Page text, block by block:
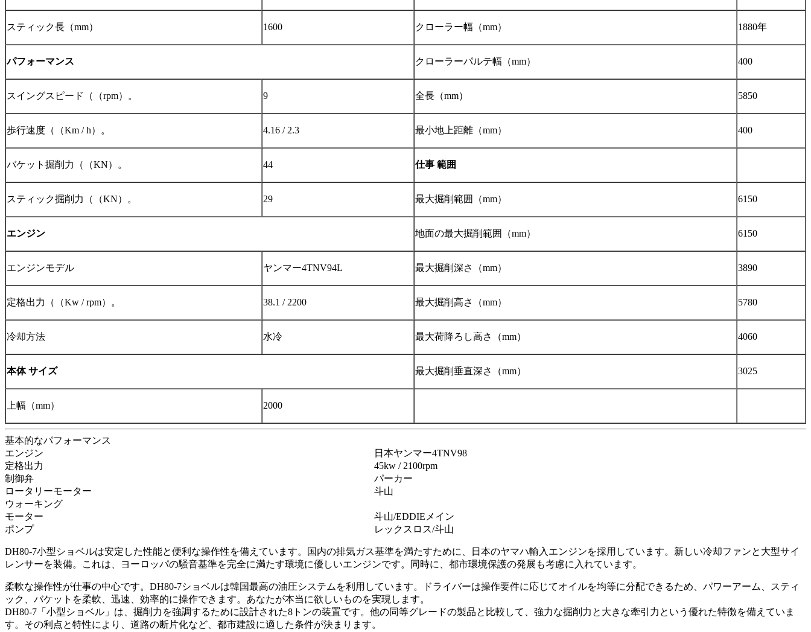
スティック長（mm） 1600 クローラー幅（mm） 1880年
パフォーマンス クローラーパルテ幅（mm） 400
スイングスピード （（rpm）。 9 全長（mm） 5850
歩行速度 （（Km / h）。 4.16 / 2.3 最小地上距離（mm） 400
バケット掘削力 （（KN）。 44 仕事 範囲
スティック掘削力 （（KN）。 29 最大掘削範囲（mm） 6150
エンジン 地面の最大掘削範囲（mm） 6150
エンジンモデル ヤンマー4TNV94L 最大掘削深さ（mm） 3890
定格出力 （（Kw / rpm）。 38.1 / 2200 最大掘削高さ（mm） 5780
冷却方法 水冷 最大荷降ろし高さ（mm） 4060
本体 サイズ 最大掘削垂直深さ（mm） 3025
上幅（mm） 2000
基本的なパフォーマンス
エンジン
日本ヤンマー4TNV98
定格出力
45kw / 2100rpm
制御弁
パーカー
ロータリーモーター
斗山
ウォーキング
モーター
斗山/EDDIEメイン
ポンプ
レックスロス/斗山
DH80-7小型ショベルは安定した性能と便利な操作性を備えています。国内の排気ガス基準を満たすために、日本のヤマハ輸入エンジンを採用しています。新しい冷却ファンと大型サイ
レンサーを装備。これは、ヨーロッパの騒音基準を完全に満たす環境に優しいエンジンです。同時に、都市環境保護の発展も考慮に入れています。
柔軟な操作性が仕事の中心です。DH80-7ショベルは韓国最高の油圧システムを利用しています。ドライバーは操作要件に応じてオイルを均等に分配できるため、パワーアーム、スティ
ック、バケットを柔軟、迅速、効率的に操作できます。あなたが本当に欲しいものを実現します。
DH80-7「小型ショベル」は、掘削力を強調するために設計された8トンの装置です。他の同等グレードの製品と比較して、強力な掘削力と大きな牽引力という優れた特徴を備えていま
す。その利点と特性により、道路の断片化など、都市建設に適した条件が決まります。